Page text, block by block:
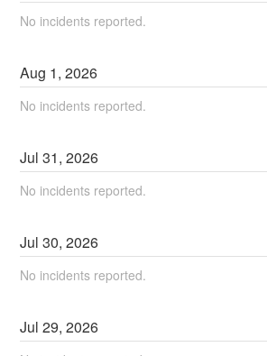
No incidents reported.
Aug 1,2026
No incidents reported.
Jul31,2026
No incidents reported.
Jul30,2026
No incidents reported.
Jul29,2026